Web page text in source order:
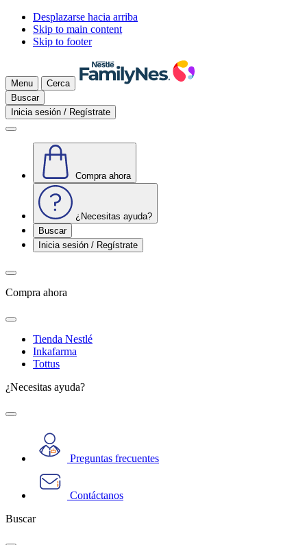
Desplazarse hacia arriba
Skip to main content
Skip to footer
Menu
Cerca
Buscar
Inicia sesión / Regístrate
Compra ahora
¿Necesitas ayuda?
Buscar
Inicia sesión / Regístrate
Compra ahora
Tienda Nestlé
Inkafarma
Tottus
¿Necesitas ayuda?
Preguntas frecuentes
Contáctanos
Buscar